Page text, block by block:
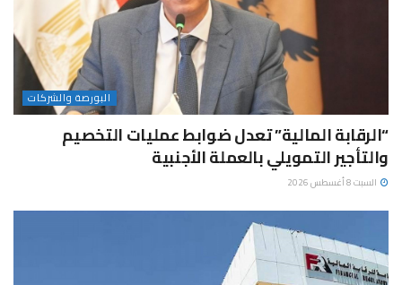
البورصة والشركات
“الرقابة المالية” تعدل ضوابط عمليات التخصيم
والتأجير التمويلي بالعملة الأجنبية
السبت 8 أغسطس 2026